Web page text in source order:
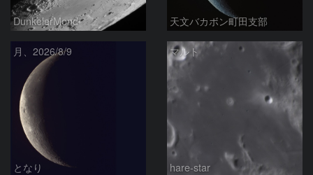
DunkelerMond 天文バカボン町田支部
月、2026/8/9
となり
マルト
hare-star